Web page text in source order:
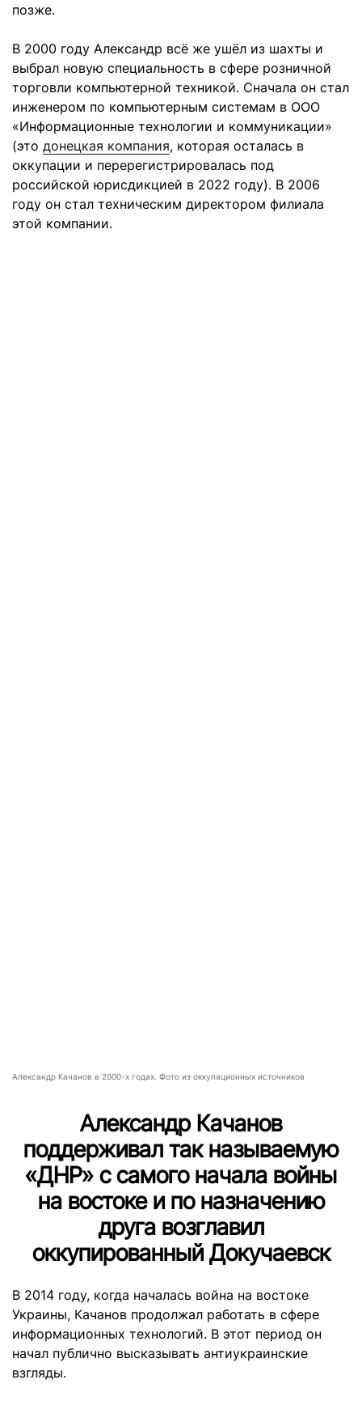
позже.
В 2000 году Александр всё же ушёл из шахты и
выбрал новую специальность в сфере розничной
торговли компьютерной техникой. Сначала он стал
инженером по компьютерным системам в ООО
«Информационные технологии и коммуникации»
(это донецкая компания, которая осталась в
оккупации и перерегистрировалась под
российской юрисдикцией в 2022 году). В 2006
году он стал техническим директором филиала
этой компании.
Александр Качанов в 2000-х годах. Фото из оккупационных источников
Александр Качанов
поддерживал так называемую
«ДНР» с самого начала войны
на востоке и по назначению
друга возглавил
оккупированный Докучаевск
В 2014 году, когда началась война на востоке
Украины, Качанов продолжал работать в сфере
информационных технологий. В этот период он
начал публично высказывать антиукраинские
взгляды.